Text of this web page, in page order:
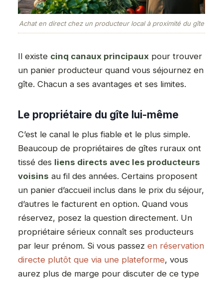
Achat en direct chez un producteur local à proximité du gîte
Il existe cinq canaux principaux pour trouver
un panier producteur quand vous séjournez en
gîte. Chacun a ses avantages et ses limites.
Le propriétaire du gîte lui-même
C’est le canal le plus fiable et le plus simple.
Beaucoup de propriétaires de gîtes ruraux ont
tissé des liens directs avec les producteurs
voisins au fil des années. Certains proposent
un panier d’accueil inclus dans le prix du séjour,
d’autres le facturent en option. Quand vous
réservez, posez la question directement. Un
propriétaire sérieux connaît ses producteurs
par leur prénom. Si vous passez en réservation
directe plutôt que via une plateforme, vous
aurez plus de marge pour discuter de ce type